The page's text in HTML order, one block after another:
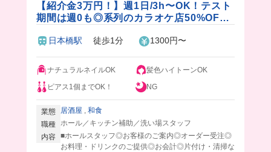
【紹介金3万円！】週1日/3h〜OK！テスト
期間は週0も◎系列のカラオケ店50%OFF
分の和モダンDining✨
日本橋駅 徒歩1分 1300円〜
ナチュラルネイルOK
髪色ハイトーンOK
ピアス1個までOK！
NG
業態 居酒屋 , 和食
職種 ホール／キッチン補助／洗い場スタッフ
内容 ■ホールスタッフ◎お客様のご案内◎オーダー受注◎
お料理・ドリンクのご提供◎お会計◎片付け・清掃な